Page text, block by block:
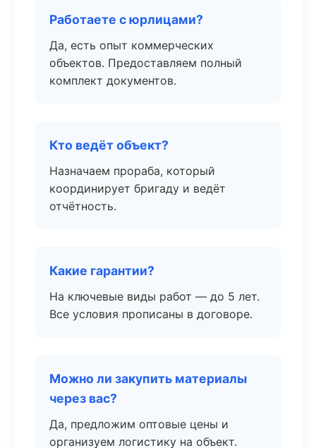
Работаете с юрлицами?
Да, есть опыт коммерческих
объектов. Предоставляем полный
комплект документов.
Кто ведёт объект?
Назначаем прораба, который
координирует бригаду и ведёт
отчётность.
Какие гарантии?
На ключевые виды работ — до 5 лет.
Все условия прописаны в договоре.
Можно ли закупить материалы
через вас?
Да, предложим оптовые цены и
организуем логистику на объект.